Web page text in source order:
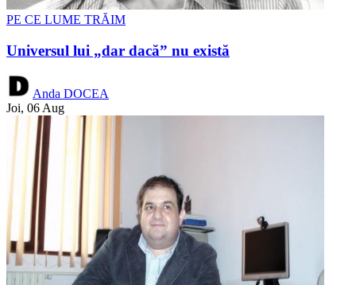
PE CE LUME TRĂIM
Universul lui „dar dacă” nu există
Anda DOCEA
Joi, 06 Aug